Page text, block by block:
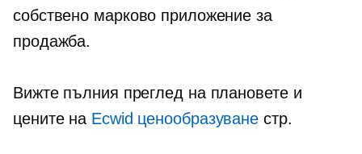
собствено марково приложение за
продажба.
Вижте пълния преглед на плановете и
цените на Ecwid ценообразуване стр.